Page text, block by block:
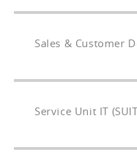
Sales & Customer
Service Unit IT